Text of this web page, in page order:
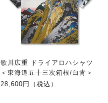
歌川広重 ドライアロハシャツ
＜東海道五十三次箱根/白青＞
28,600円（税込）